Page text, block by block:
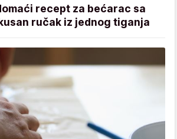
recept za bećarac sa
ručak iz jednog tiganja